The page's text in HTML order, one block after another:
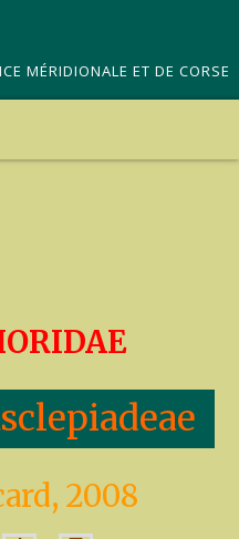
MÉRIDIONALE ET DE CORSE
2008